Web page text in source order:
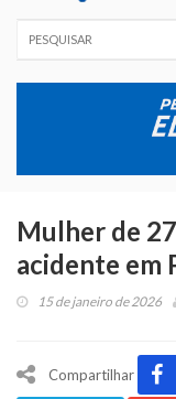
Mulher de
acidente em
15 de janeiro de 2026
Compartilhar